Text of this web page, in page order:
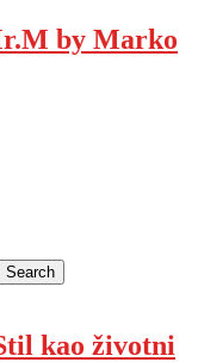
by Marko
kao životni